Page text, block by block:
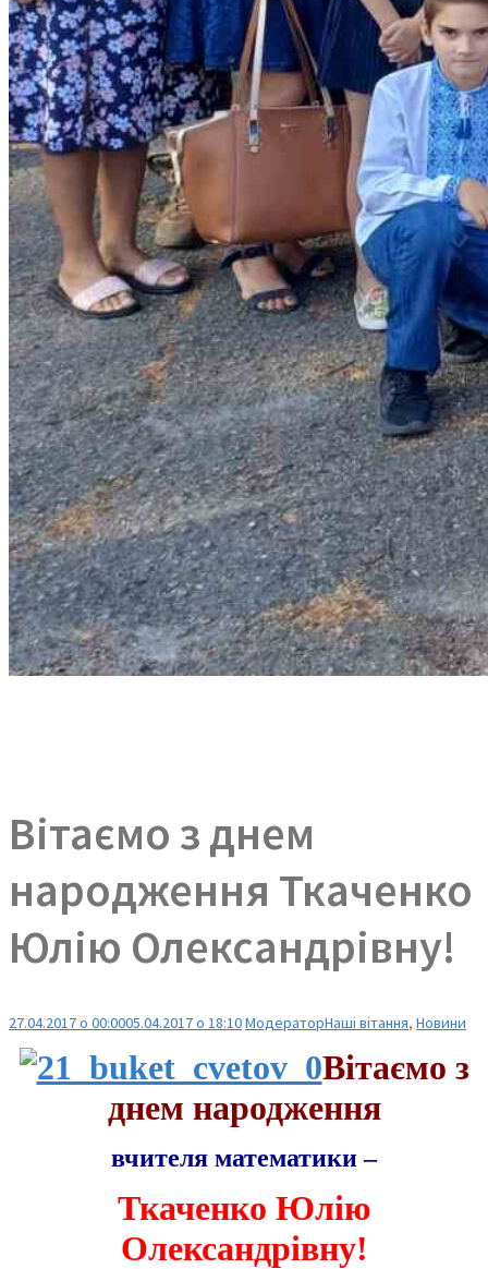
Вітаємо з днем
народження Ткаченко
Юлію Олександрівну!
27.04.2017 о 00:0005.04.2017 о 18:10МодераторНаші вітання, Новини
Вітаємо з
днем народження
вчителя математики –
Ткаченко Юлію
Олександрівну!